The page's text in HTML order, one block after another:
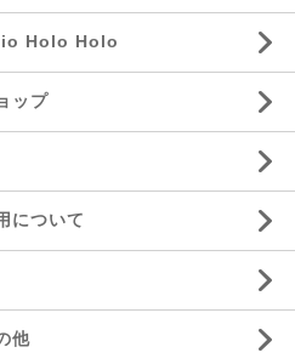
Holo Holo
ップ
について
他